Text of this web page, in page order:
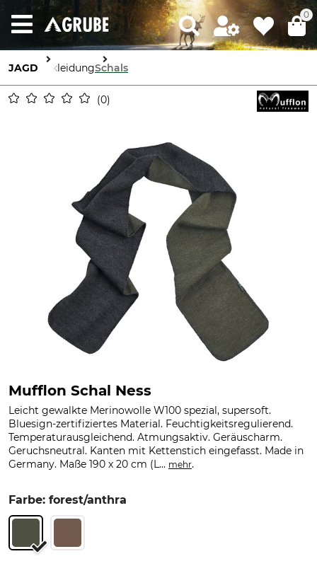
0
JAGD BekleidungSchals
0
Mufflon Schal Ness
Leicht gewalkte Merinowolle W100 spezial, supersoft.
Bluesign-zertifiziertes Material. Feuchtigkeitsregulierend.
Temperaturausgleichend. Atmungsaktiv. Geräuscharm.
Geruchsneutral. Kanten mit Kettenstich eingefasst. Made in
Germany. Maße 190 x 20 cm (L... mehr.
Farbe: forest/anthra